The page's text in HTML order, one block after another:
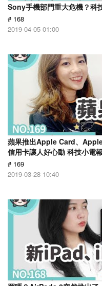
Sony手機部門重大危機？科
# 168
2019-04-05 01:00
蘋果推出Apple Card、
信用卡讓人好心動 科技小電
# 169
2019-03-28 10:40